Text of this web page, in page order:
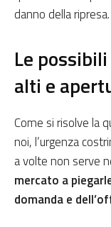
danno della ripresa.
Le
alti e
Come si risolve la
noi, l’urgenza
a volte non serve
mercato a
domanda e